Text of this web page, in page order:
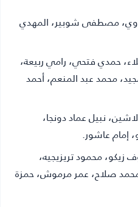
مصطفى شوبير، المهدي
حمدي فتحي، رامي ربيعة،
محمد عبد المنعم، أحمد
نبيل عماد دونجا،
إمام عاشور.
محمود تريزيجيه،
صلاح، عمر مرموش، حمزة